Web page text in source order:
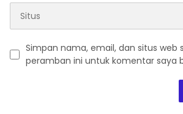
Simpan nama, email, dan situs web
peramban ini untuk komentar saya